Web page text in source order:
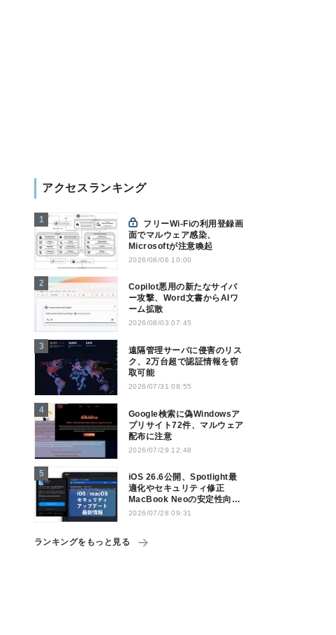
アクセスランキング
面でマルウェア感染、
Microsoftが注意喚起
2026/08/06 10:00
Copilot悪用の新たなサイバ
ー攻撃、Word文書からAIワ
ーム拡散
2026/08/03 07:45
遠隔管理サーバに侵害のリス
ク、2万台超で認証情報を窃
取可能
2026/07/31 08:55
Google検索に偽Windowsア
プリサイト72件、マルウェア
配布に注意
2026/07/29 12:48
iOS 26.6公開、Spotlight最
適化やセキュリティ修正
MacBook Neoの安定性向上
も
2026/07/28 09:31
ランキングをもっと見る